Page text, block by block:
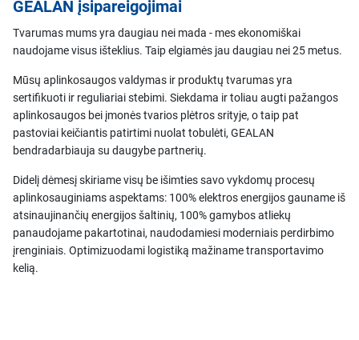
GEALAN įsipareigojimai
Tvarumas mums yra daugiau nei mada - mes ekonomiškai
naudojame visus išteklius. Taip elgiamės jau daugiau nei 25 metus.
Mūsų aplinkosaugos valdymas ir produktų tvarumas yra
sertifikuoti ir reguliariai stebimi. Siekdama ir toliau augti pažangos
aplinkosaugos bei įmonės tvarios plėtros srityje, o taip pat
pastoviai keičiantis patirtimi nuolat tobulėti, GEALAN
bendradarbiauja su daugybe partnerių.
Didelį dėmesį skiriame visų be išimties savo vykdomų procesų
aplinkosauginiams aspektams: 100% elektros energijos gauname iš
atsinaujinančių energijos šaltinių, 100% gamybos atliekų
panaudojame pakartotinai, naudodamiesi moderniais perdirbimo
įrenginiais. Optimizuodami logistiką mažiname transportavimo
kelią.